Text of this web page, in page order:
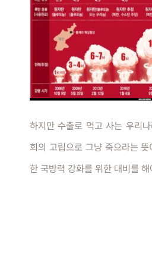
하지만 수출로 먹고 사는 우리
회의 고립으로 그냥 죽으라는
한 국방력 강화를 위한 대비를 해